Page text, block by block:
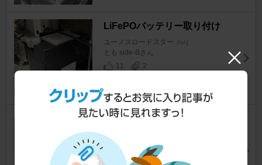
LiFePOバッテリー取り付け
ユーノスロードスター [NA]
とも side-Bさん
11
2
マツダ純正 46A24LS（146AV9
G10LST）
ユーノスロードスター
べぇぇぇ。さん